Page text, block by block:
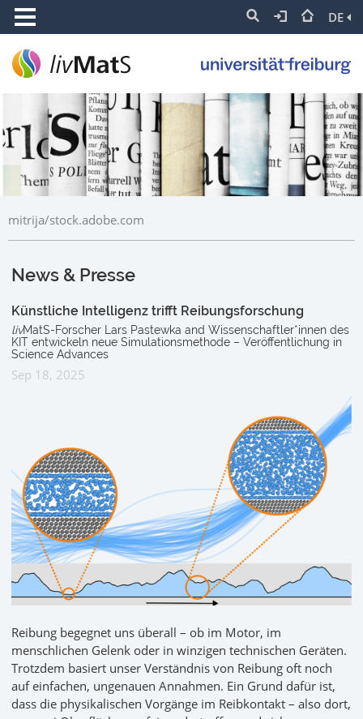
DE
mitrija/stock.adobe.com
News & Presse
Künstliche Intelligenz trifft Reibungsforschung
livMatS-Forscher Lars Pastewka and Wissenschaftler*innen des
KIT entwickeln neue Simulationsmethode – Veröffentlichung in
Science Advances
Sep 18, 2025
Reibung begegnet uns überall – ob im Motor, im
menschlichen Gelenk oder in winzigen technischen Geräten.
Trotzdem basiert unser Verständnis von Reibung oft noch
auf einfachen, ungenauen Annahmen. Ein Grund dafür ist,
dass die physikalischen Vorgänge im Reibkontakt – also dort,